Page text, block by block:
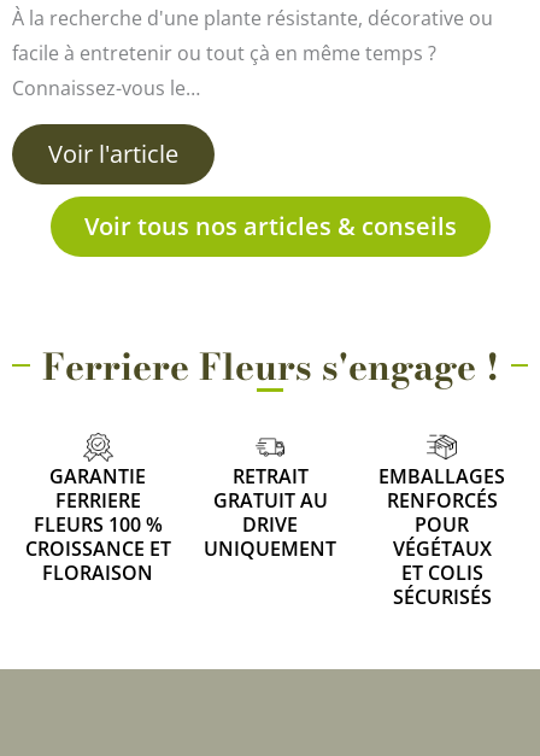
À la recherche d'une plante résistante, décorative ou
facile à entretenir ou tout çà en même temps ?
Connaissez-vous le…
Voir l'article
Voir tous nos articles & conseils
Ferriere Fleurs s'engage !
GARANTIE
FERRIERE
FLEURS 100 %
CROISSANCE ET
FLORAISON
RETRAIT
GRATUIT AU
DRIVE
UNIQUEMENT
EMBALLAGES
RENFORCÉS
POUR
VÉGÉTAUX
ET COLIS
SÉCURISÉS